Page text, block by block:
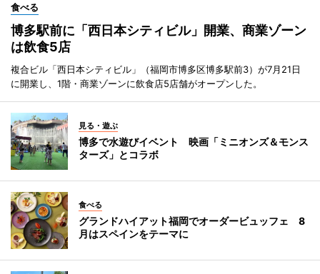
食べる
博多駅前に「西日本シティビル」開業、商業ゾーン
は飲食5店
複合ビル「西日本シティビル」（福岡市博多区博多駅前3）が7月21日
に開業し、1階・商業ゾーンに飲食店5店舗がオープンした。
見る・遊ぶ
博多で水遊びイベント 映画「ミニオンズ＆モンス
ターズ」とコラボ
食べる
グランドハイアット福岡でオーダービュッフェ 8
月はスペインをテーマに